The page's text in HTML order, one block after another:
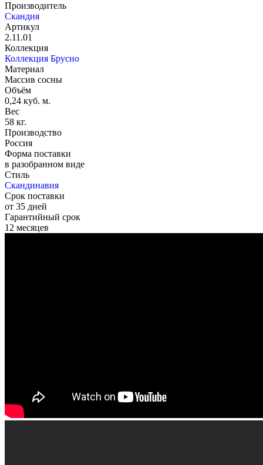
Производитель
Скандия
Артикул
2.11.01
Коллекция
Коллекция Брусно
Материал
Массив сосны
Объём
0,24 куб. м.
Вес
58 кг.
Производство
Россия
Форма поставки
в разобранном виде
Стиль
Скандинавия
Срок поставки
от 35 дней
Гарантийный срок
12 месяцев